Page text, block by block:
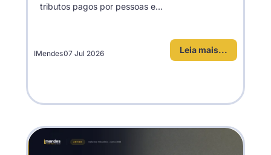
tributos pagos por pessoas e...
Leia mais...
IMendes07 Jul 2026